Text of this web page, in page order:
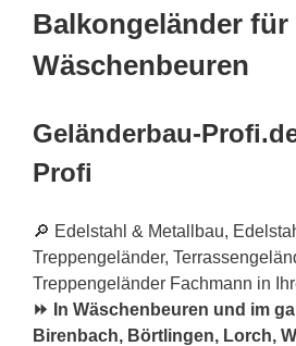
Balkongeländer für
Wäschenbeuren
Geländerbau-
Profi
🔎 Edelstahl & Metallbau,
Treppengeländer,
Treppengeländer Fachmann in
⏩ In Wäschenbeuren und im
Birenbach, Börtlingen, Lorch,